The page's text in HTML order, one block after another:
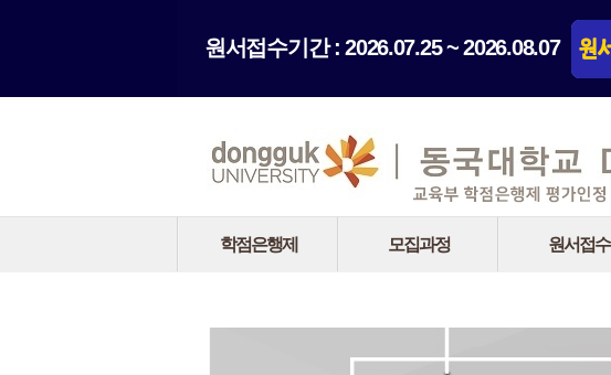
원서접수기간 : 2026.07.25 ~ 2026.08.07
학점은행제 모집과정 원서접수